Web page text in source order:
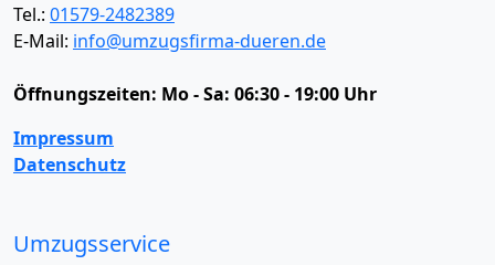
Tel.: 01579-2482389
E-Mail: info@umzugsfirma-dueren.de
Öffnungszeiten: Mo - Sa: 06:30 - 19:00 Uhr
Impressum
Datenschutz
Umzugsservice